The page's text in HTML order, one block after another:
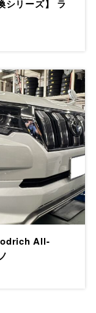
シリーズ】 ラ
All-